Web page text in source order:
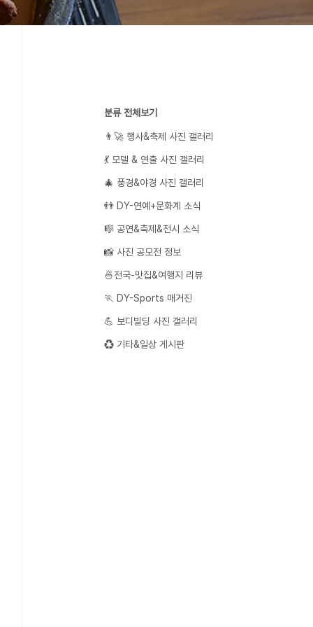
분류 전체보기
👨‍🚀 행사&축제 사진 갤러리
💃 모델 & 연출 사진 갤러리
🎄 풍경&야경 사진 갤러리
👬 DY-연예+문화계 소식
🎼 공연&축제&전시 소식
📸 사진 공모전 정보
🍜전국-맛집&여행지 리뷰
🏃 DY-Sports 매거진
💪 보디빌딩 사진 갤러리
♻️ 기타&일상 게시판